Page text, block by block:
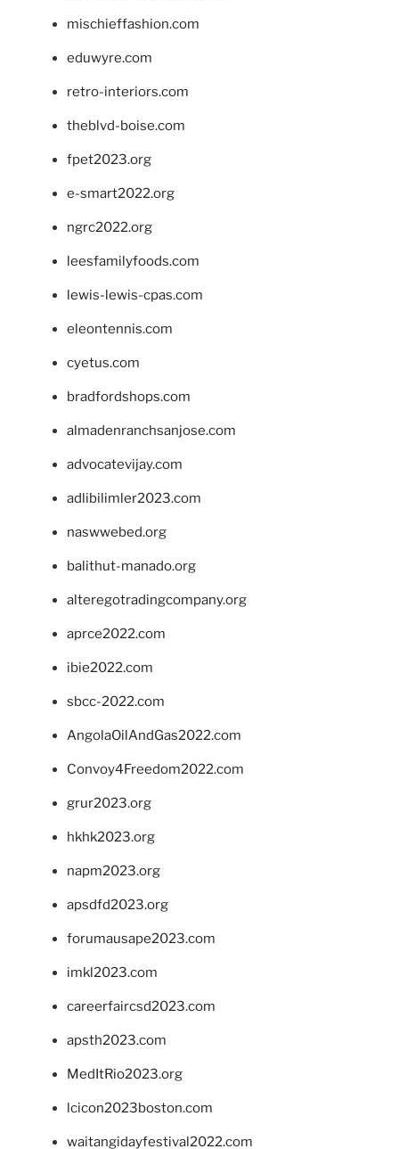
mischieffashion.com
eduwyre.com
retro-interiors.com
theblvd-boise.com
fpet2023.org
e-smart2022.org
ngrc2022.org
leesfamilyfoods.com
lewis-lewis-cpas.com
eleontennis.com
cyetus.com
bradfordshops.com
almadenranchsanjose.com
advocatevijay.com
adlibilimler2023.com
naswwebed.org
balithut-manado.org
alteregotradingcompany.org
aprce2022.com
ibie2022.com
sbcc-2022.com
AngolaOilAndGas2022.com
Convoy4Freedom2022.com
grur2023.org
hkhk2023.org
napm2023.org
apsdfd2023.org
forumausape2023.com
imkl2023.com
careerfaircsd2023.com
apsth2023.com
MedItRio2023.org
lcicon2023boston.com
waitangidayfestival2022.com